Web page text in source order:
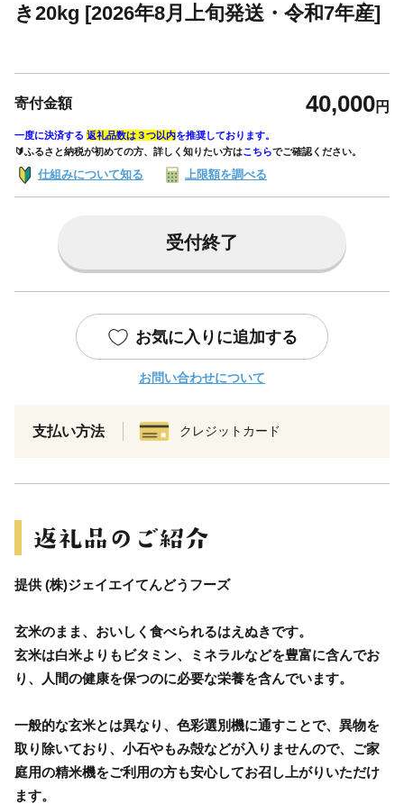
き20kg [2026年8月上旬発送・令和7年産]
寄付金額 40,000円
一度に決済する 返礼品数は３つ以内を推奨しております。
🔰ふるさと納税が初めての方、詳しく知りたい方はこちらでご確認ください。
仕組みについて知る 上限額を調べる
受付終了
お気に入りに追加する
お問い合わせについて
支払い方法 クレジットカード
提供 (株)ジェイエイてんどうフーズ
玄米のまま、おいしく食べられるはえぬきです。
玄米は白米よりもビタミン、ミネラルなどを豊富に含んでお
り、人間の健康を保つのに必要な栄養を含んでいます。
一般的な玄米とは異なり、色彩選別機に通すことで、異物を
取り除いており、小石やもみ殻などが入りませんので、ご家
庭用の精米機をご利用の方も安心してお召し上がりいただけ
ます。